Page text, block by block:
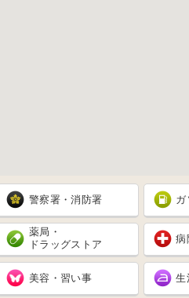
警察署・消防署 ガ
薬局・
ドラッグストア
病
美容・習い事 生